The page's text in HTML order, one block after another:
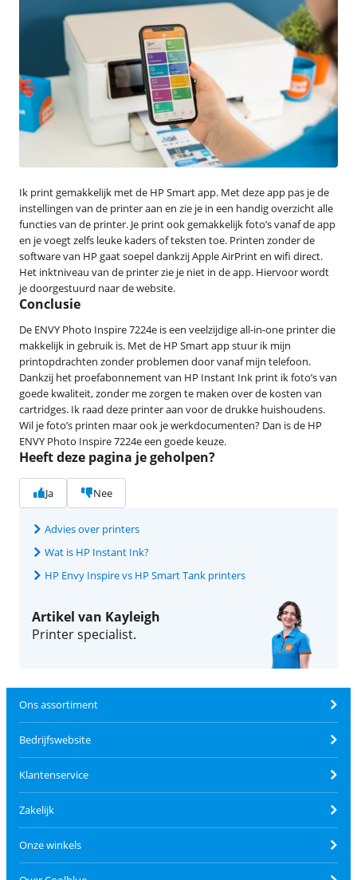
Ik print gemakkelijk met de HP Smart app. Met deze app pas je de
instellingen van de printer aan en zie je in een handig overzicht alle
functies van de printer. Je print ook gemakkelijk foto’s vanaf de app
en je voegt zelfs leuke kaders of teksten toe. Printen zonder de
software van HP gaat soepel dankzij Apple AirPrint en wifi direct.
Het inktniveau van de printer zie je niet in de app. Hiervoor wordt
je doorgestuurd naar de website.
Conclusie
De ENVY Photo Inspire 7224e is een veelzijdige all-in-one printer die
makkelijk in gebruik is. Met de HP Smart app stuur ik mijn
printopdrachten zonder problemen door vanaf mijn telefoon.
Dankzij het proefabonnement van HP Instant Ink print ik foto’s van
goede kwaliteit, zonder me zorgen te maken over de kosten van
cartridges. Ik raad deze printer aan voor de drukke huishoudens.
Wil je foto’s printen maar ook je werkdocumenten? Dan is de HP
ENVY Photo Inspire 7224e een goede keuze.
Heeft deze pagina je geholpen?
Ja Nee
Advies over printers
Wat is HP Instant Ink?
HP Envy Inspire vs HP Smart Tank printers
Artikel van Kayleigh
Printer specialist.
Ons assortiment
Bedrijfswebsite
Klantenservice
Zakelijk
Onze winkels